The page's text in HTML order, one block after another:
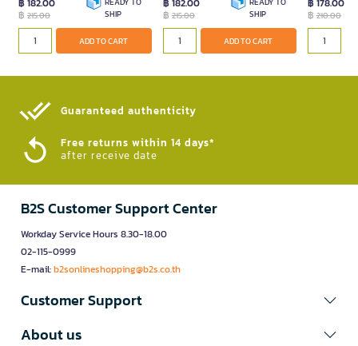
฿ 182.00
฿ 215.00
SHIP
ADD TO CART
฿ 182.00
฿ 215.00
SHIP
ADD TO CART
฿ 178.00
฿210.00
Guaranteed authenticity​
Free returns within 14 days*
after receive date
B2S Customer Support Center
Workday Service Hours 8.30-18.00
02-115-0999
E-mail:b2sonlineshopping@b2s.co.th
Customer Support
About us